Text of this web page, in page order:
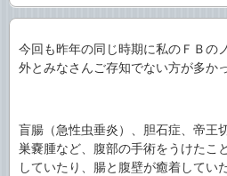
今回も昨年の同じ時期に私のＦＢの
外とみなさんご存知でない方が多か
盲腸（急性虫垂炎）、胆石症、帝王
巣嚢腫など、腹部の手術をうけたこ
していたり、腸と腹壁が癒着してい